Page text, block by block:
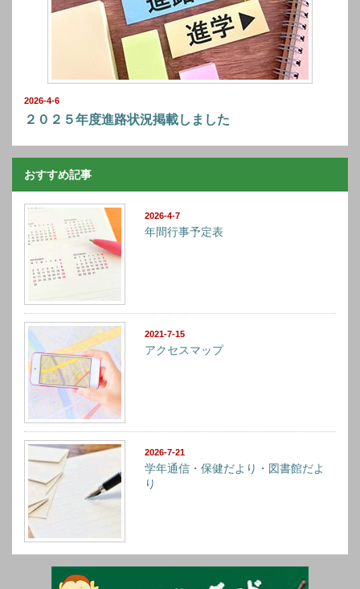
2026-4-6
２０２５年度進路状況掲載しました
おすすめ記事
2026-4-7
年間行事予定表
2021-7-15
アクセスマップ
2026-7-21
学年通信・保健だより・図書館だよ
り